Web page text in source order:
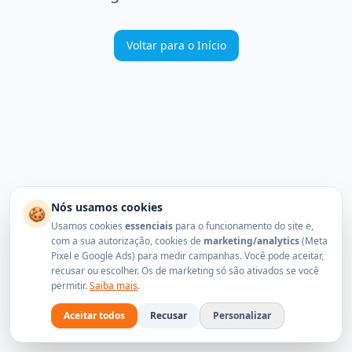
Voltar para o Início
🍪 Nós usamos cookies
Usamos cookies essenciais para o funcionamento do site e,
com a sua autorização, cookies de marketing/analytics(Meta
Pixel e Google Ads) para medir campanhas. Você pode aceitar,
recusar ou escolher. Os de marketing só são ativados se você
permitir.Saiba mais.
Aceitar todos Recusar Personalizar